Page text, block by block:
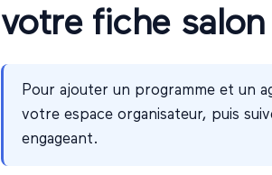
votre fiche salon
Pour ajouter un programme et un
votre espace organisateur, puis
engageant.